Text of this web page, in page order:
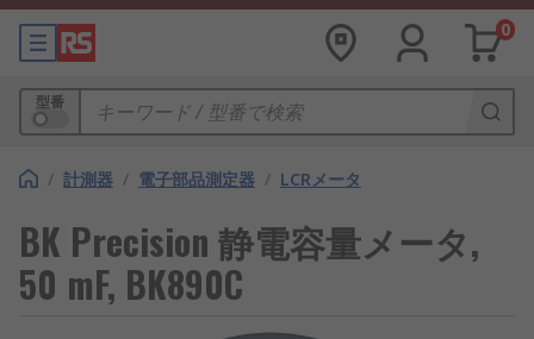
0
型番
/ 計測器 / 電子部品測定器 / LCRメータ
BK Precision 静電容量メータ,
50 mF, BK890C